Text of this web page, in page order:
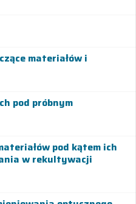
materiałów i
pod próbnym
pod kątem ich
w rekultywacji